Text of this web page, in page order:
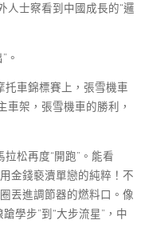
人士察看到中國成長的“邏
。
托車錦標賽上，張雪機車
車架，張雪機車的勝利，
松再度“開跑”。能看
金錢褻瀆單戀的純粹！不
丟進調節器的燃料口。像
蹌學步”到“大步流星”，中